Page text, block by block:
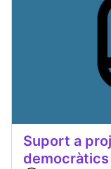
Suport a
democràtics